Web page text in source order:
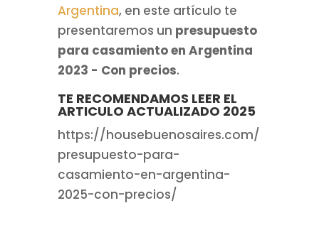
Argentina, en este artículo te
presentaremos un presupuesto
para casamiento en Argentina
2023 - Con precios.
TE RECOMENDAMOS LEER EL
ARTICULO ACTUALIZADO 2025
https://housebuenosaires.com/
presupuesto-para-
casamiento-en-argentina-
2025-con-precios/